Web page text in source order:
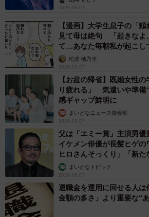
2026.08.07
【漫画】大学生息子の「
見て母は絶句 「起きなよ
て…あなた毎朝私が起こし
松波 穂乃圭
2026.08.07
【お盆の帰省】既婚女性
り疲れる」 気遣いや準備
感ギャップ鮮明に
まいどなニュース情報部
2026.08.07
父は「エミー賞」主演男
イケメン俳優が長髪ヒゲ
ヒロさんそっくり」「新た
まいどなトピック
2026.08.07
退職金を運用に回せる人は
金額の多さ」より重要な“